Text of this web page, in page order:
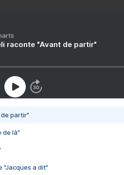
raconte "Avant de partir"
de partir"
de là"
"Jacques a dit"